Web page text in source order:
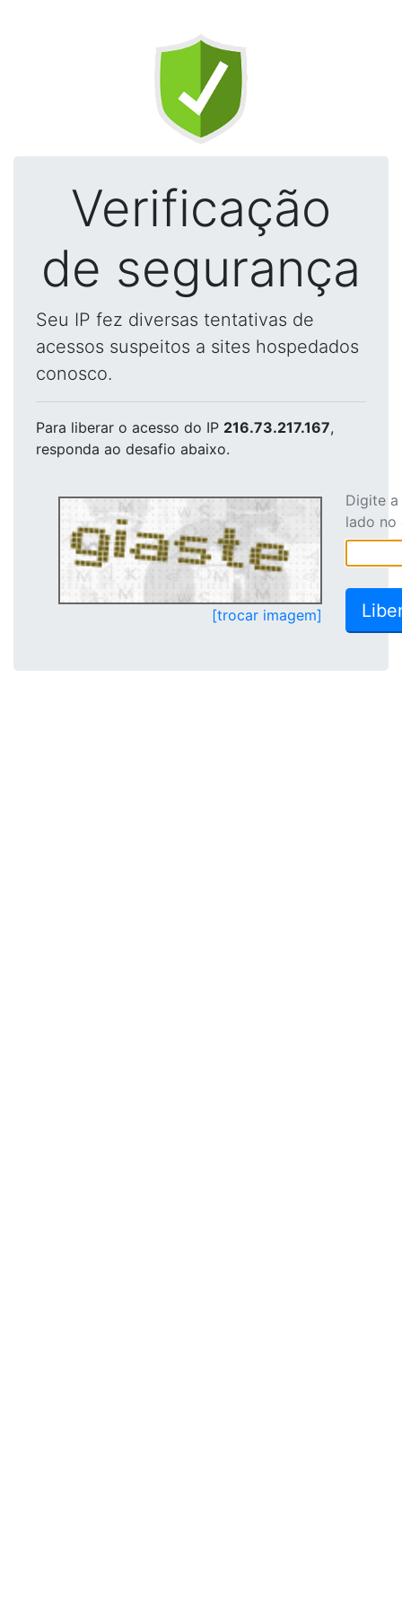
Verificação
de segurança
Seu IP fez diversas tentativas de
acessos suspeitos a sites hospedados
conosco.
Para liberar o acesso do IP 216.73.217.167,
responda ao desafio abaixo.
[trocar imagem]
Digite
lado no